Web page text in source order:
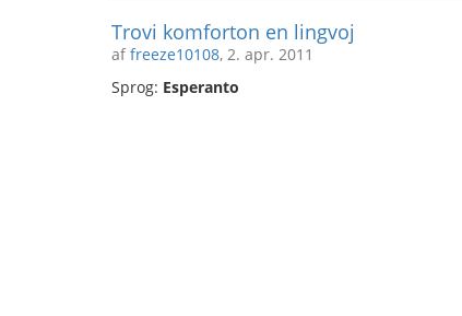
Trovi komforton en lingvoj
affreeze10108, 2. apr. 2011
Sprog: Esperanto